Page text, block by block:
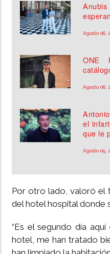
Agosto 06,
ONE
Agosto 06,
el
que le
Agosto 05,
Por otro lado, valoró el
del hotel hospital donde
“Es el segundo día
hotel, me han tratado